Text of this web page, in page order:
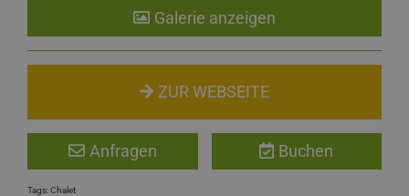
Galerie anzeigen
ZUR WEBSEITE
Anfragen Buchen
Tags:Chalet